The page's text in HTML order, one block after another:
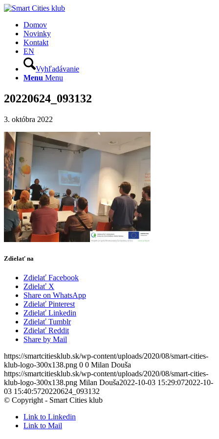
Domov
Novinky
Kontakt
EN
Vyhľadávanie
Menu Menu
20220624_093132
3. októbra 2022
Zdielať na
Zdielať Facebook
Zdielať X
Share on WhatsApp
Zdielať Pinterest
Zdielať Linkedin
Zdielať Tumblr
Zdielať Reddit
Share by Mail
https://smartcitiesklub.sk/wp-content/uploads/2020/08/smart-cities-
klub-logo-300x138.png 0 0 Milan Douša
https://smartcitiesklub.sk/wp-content/uploads/2020/08/smart-cities-
klub-logo-300x138.png Milan Douša2022-10-03 15:29:072022-10-
03 15:40:5720220624_093132
© Copyright - Smart Cities klub
Link to Linkedin
Link to Mail